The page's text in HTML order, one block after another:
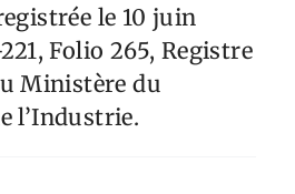
le 10 juin
Folio 265, Registre
Ministère du
l’Industrie.